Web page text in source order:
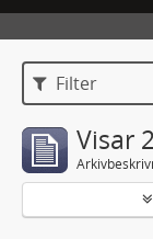
Filter
Visar